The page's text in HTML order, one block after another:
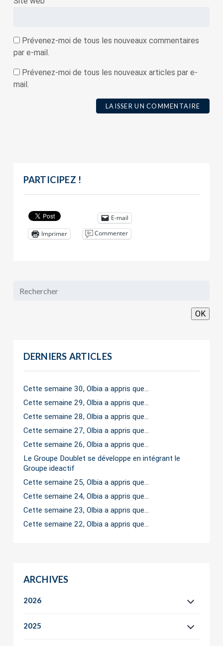
Prévenez-moi de tous les nouveaux commentaires
par e-mail.
Prévenez-moi de tous les nouveaux articles par e-
mail.
PARTICIPEZ !
E-mail
Imprimer
Commenter
OK
DERNIERS ARTICLES
Cette semaine 30, Olbia a appris que…
Cette semaine 29, Olbia a appris que…
Cette semaine 28, Olbia a appris que…
Cette semaine 27, Olbia a appris que…
Cette semaine 26, Olbia a appris que…
Le Groupe Doublet se développe en intégrant le
Groupe ideactif
Cette semaine 25, Olbia a appris que…
Cette semaine 24, Olbia a appris que…
Cette semaine 23, Olbia a appris que…
Cette semaine 22, Olbia a appris que…
ARCHIVES
2026
2025